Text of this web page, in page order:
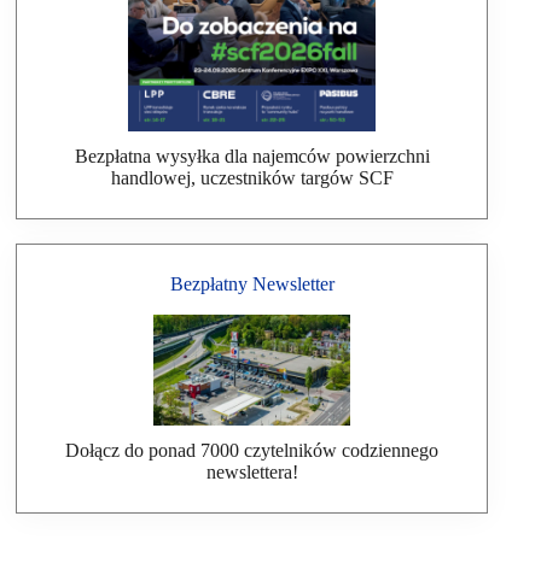
Bezpłatna wysyłka dla najemców powierzchni
handlowej, uczestników targów SCF
Bezpłatny Newsletter
Dołącz do ponad 7000 czytelników codziennego
newslettera!